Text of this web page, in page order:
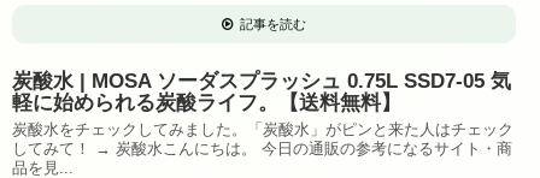
記事を読む
炭酸水 | MOSA ソーダスプラッシュ 0.75L SSD7-05 気
軽に始められる炭酸ライフ。【送料無料】
炭酸水をチェックしてみました。「炭酸水」がピンと来た人はチェック
してみて！ → 炭酸水こんにちは。 今日の通販の参考になるサイト・商
品を見...